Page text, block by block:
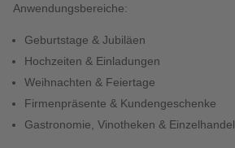
Anwendungsbereiche:
Geburtstage & Jubiläen
Hochzeiten & Einladungen
Weihnachten & Feiertage
Firmenpräsente & Kundengeschenke
Gastronomie, Vinotheken & Einzelhandel